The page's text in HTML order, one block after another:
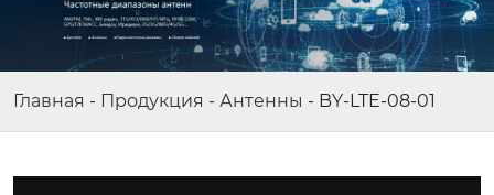
Главная - Продукция - Антенны - BY-LTE-08-01